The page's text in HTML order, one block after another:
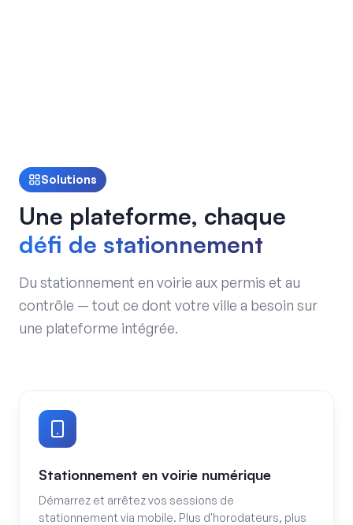
Solutions
Une plateforme, chaque
défi de stationnement
Du stationnement en voirie aux permis et au
contrôle — tout ce dont votre ville a besoin sur
une plateforme intégrée.
Stationnement en voirie numérique
Démarrez et arrêtez vos sessions de
stationnement via mobile. Plus d'horodateurs, plus